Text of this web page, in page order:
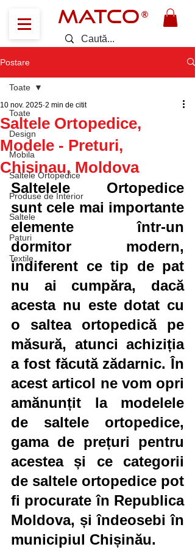
MATCO ®
Postare
Toate
Design
Mobila
Saltele Ortopedice
Produse de Interior
Saltele
Paturi
Textile
Toate
Saltele Ortopedice,
Modele - Preturi,
Chisinau, Moldova
10 nov. 2025 2 min de citit
Saltelele Ortopedice
sunt cele mai importante
elemente într-un
dormitor modern,
indiferent ce tip de pat
nu ai cumpăra, dacă
acesta nu este dotat cu
o saltea ortopedică pe
măsură, atunci achiziția
a fost făcută zădarnic. În
acest articol ne vom opri
amănunțit la modelele
de saltele ortopedice,
gama de prețuri pentru
acestea și ce categorii
de saltele ortopedice pot
fi procurate în Republica
Moldova, și îndeosebi în
municipiul Chișinău.